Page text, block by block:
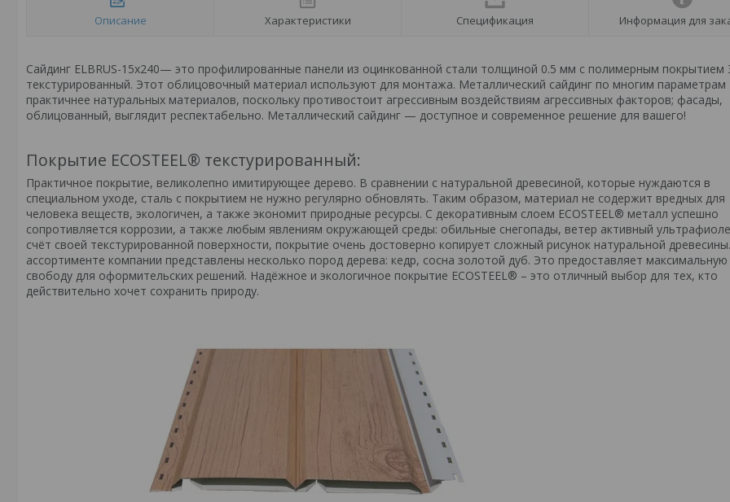
Описание Характеристики Спецификация Информация для
Сайдинг ELBRUS-15х240— это профилированные панели из оцинкованной стали толщиной 0.5 мм с полимерным покрытием
текстурированный. Этот облицовочный материал используют для монтажа. Металлический сайдинг по многим параметрам
практичнее натуральных материалов, поскольку противостоит агрессивным воздействиям агрессивных факторов; фасады,
облицованный, выглядит респектабельно. Металлический сайдинг — доступное и современное решение для вашего!
Покрытие ECOSTEEL® текстурированный:
Практичное покрытие, великолепно имитирующее дерево. В сравнении с натуральной древесиной, которые нуждаются в
специальном уходе, сталь с покрытием не нужно регулярно обновлять. Таким образом, материал не содержит вредных для
человека веществ, экологичен, а также экономит природные ресурсы. С декоративным слоем ECOSTEEL® металл успешно
сопротивляется коррозии, а также любым явлениям окружающей среды: обильные снегопады, ветер активный
счёт своей текстурированной поверхности, покрытие очень достоверно копирует сложный рисунок натуральной
ассортименте компании представлены несколько пород дерева: кедр, сосна золотой дуб. Это предоставляет максимальную
свободу для оформительских решений. Надёжное и экологичное покрытие ECOSTEEL® – это отличный выбор для тех, кто
действительно хочет сохранить природу.